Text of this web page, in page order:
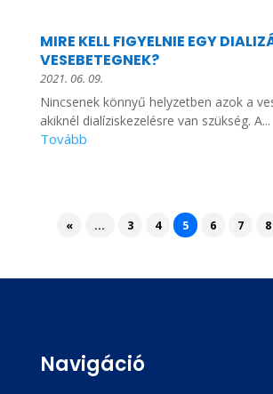
MIRE KELL FIGYELNIE EGY
VESEBETEGNEK?
2021. 06. 09.
Nincsenek könnyű helyzetben azok a
akiknél dialíziskezelésre van szükség. A...
« ... 3 4 5 6 7 8
Navigáció